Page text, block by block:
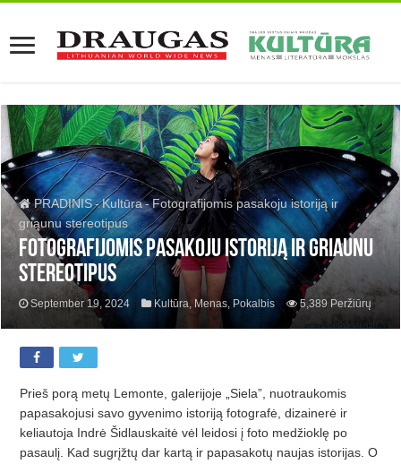
PRADINIS-Kultūra-Fotografijomis pasakoju istoriją ir
griaunu stereotipus
Fotografijomis pasakoju istoriją ir griaunu
stereotipus
September 19, 2024 Kultūra, Menas, Pokalbis 5,389 Peržiūrų
Prieš porą metų Lemonte, galerijoje „Siela”, nuotraukomis
papasakojusi savo gyvenimo istoriją fotografė, dizainerė ir
keliautoja Indrė Šidlauskaitė vėl leidosi į foto medžioklę po
pasaulį. Kad sugrįžtų dar kartą ir papasakotų naujas istorijas. O